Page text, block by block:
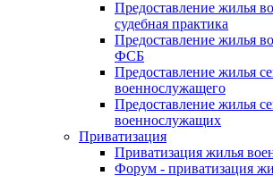
Предоставление жилья
судебная практика
Предоставление жилья
ФСБ
Предоставление жилья
военнослужащего
Предоставление жилья
военнослужащих
Приватизация
Приватизация жилья
Форум - приватизация